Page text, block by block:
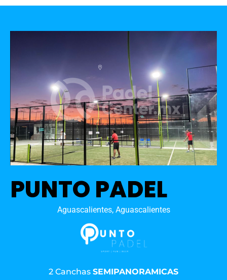
PUNTO PADEL
Aguascalientes, Aguascalientes
2 Canchas SEMIPANORAMICAS